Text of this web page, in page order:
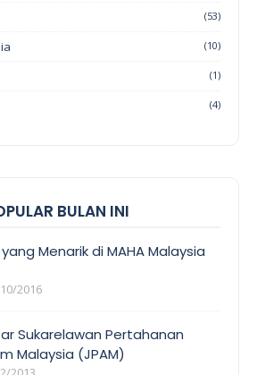
(53)
(10)
(1)
(4)
BULAN INI
Menarik di MAHA Malaysia
2016
Sukarelawan Pertahanan
Malaysia (JPAM)